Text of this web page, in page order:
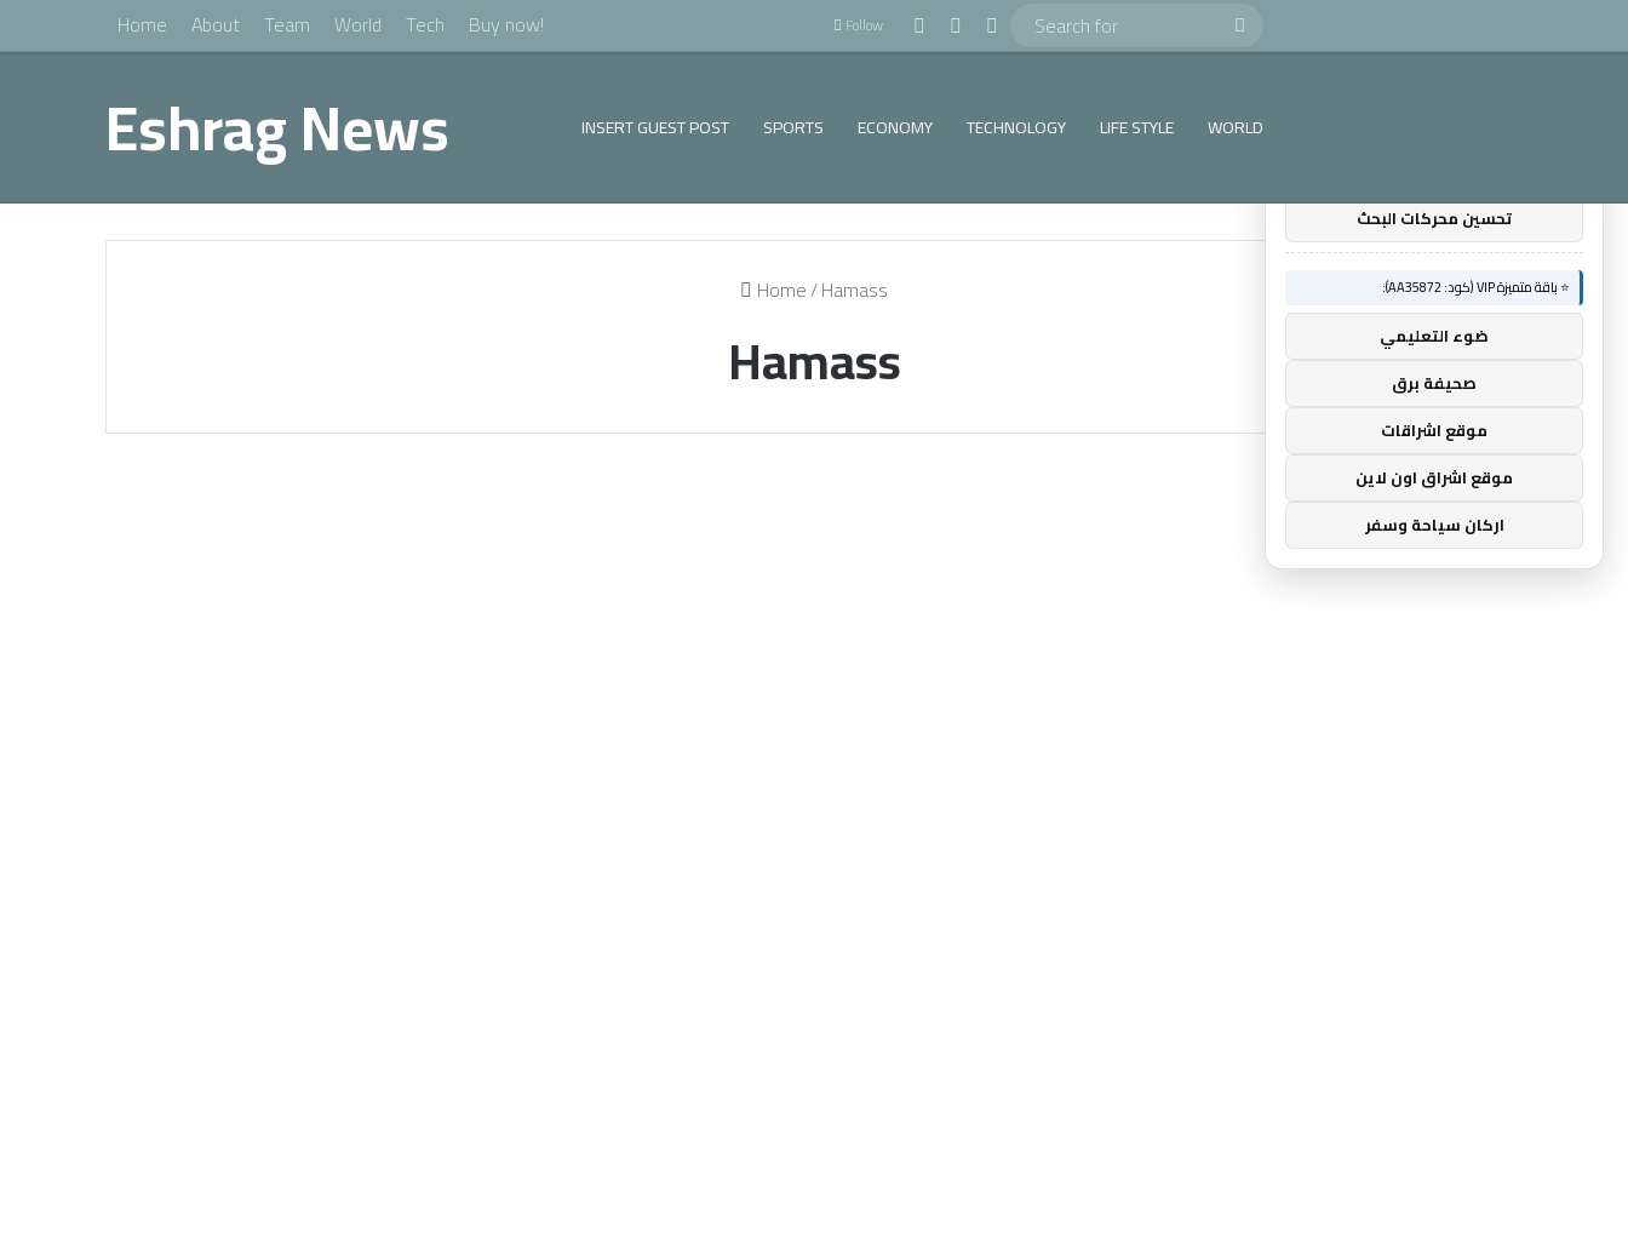
Home About Team World Tech Buy now! Follow Log In Random Article
Sidebar
Search
Eshrag News INSERT GUEST POST SPORTS ECONOMY TECHNOLOGY LIFE STYLE WORLD
Home/Hamass
Hamass
🚀 توصيات : ×
تحسين محركات البحث
⭐ باقة متميزة VIP (كود: AA35872):
ضوء التعليمي
صحيفة برق
موقع اشراقات
موقع اشراق اون لاين
اركان سياحة وسفر